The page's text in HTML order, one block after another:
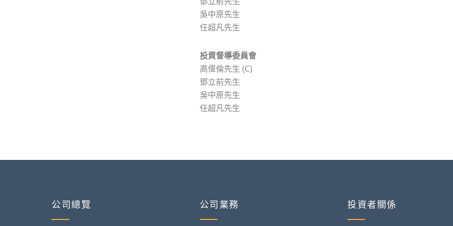
吳中原先生
任超凡先生
投資督導委員會
高偉倫先生 (C)
鄧立前先生
吳中原先生
任超凡先生
公司總覽 公司業務 投資者關係